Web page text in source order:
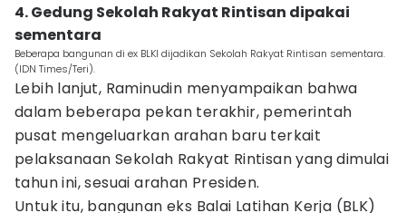
4. Gedung Sekolah Rakyat Rintisan dipakai
sementara
Beberapa bangunan di ex BLKI dijadikan Sekolah Rakyat Rintisan sementara.
(IDN Times/Teri).
Lebih lanjut, Raminudin menyampaikan bahwa
dalam beberapa pekan terakhir, pemerintah
pusat mengeluarkan arahan baru terkait
pelaksanaan Sekolah Rakyat Rintisan yang dimulai
tahun ini, sesuai arahan Presiden.
Untuk itu, bangunan eks Balai Latihan Kerja (BLK)